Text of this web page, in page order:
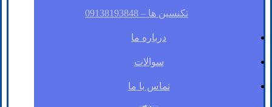
تکنسین ها – 09138193848
درباره ما
سوالات
تماس با ما